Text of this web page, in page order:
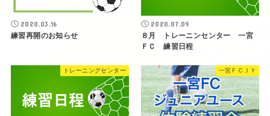
2020.03.16
練習再開のお知らせ
2020.07.09
８月 トレーニンセンター 一宮
ＦＣ 練習日程
トレーニングセンター 一宮ＦＣＪＹ